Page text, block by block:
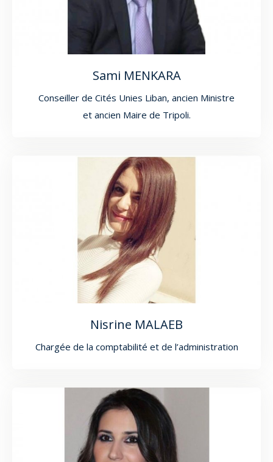
Sami MENKARA
Conseiller de Cités Unies Liban, ancien Ministre
et ancien Maire de Tripoli.
Nisrine MALAEB
Chargée de la comptabilité et de l’administration